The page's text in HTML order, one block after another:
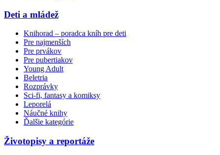
Deti a mládež
Knihorad – poradca kníh pre deti
Pre najmenších
Pre prvákov
Pre pubertiakov
Young Adult
Beletria
Rozprávky
Sci-fi, fantasy a komiksy
Leporelá
Náučné knihy
Ďalšie kategórie
Životopisy a reportáže